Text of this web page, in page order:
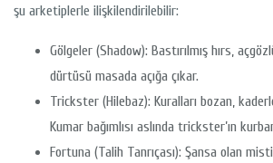
şu arketiplerle ilişkilendirilebilir:
Gölgeler (Shadow): Bastırılmış hırs,
dürtüsü masada açığa çıkar.
Trickster (Hilebaz): Kuralları bozan,
Kumar bağımlısı aslında trickster’ın
Fortuna (Talih Tanrıçası): Şansa olan